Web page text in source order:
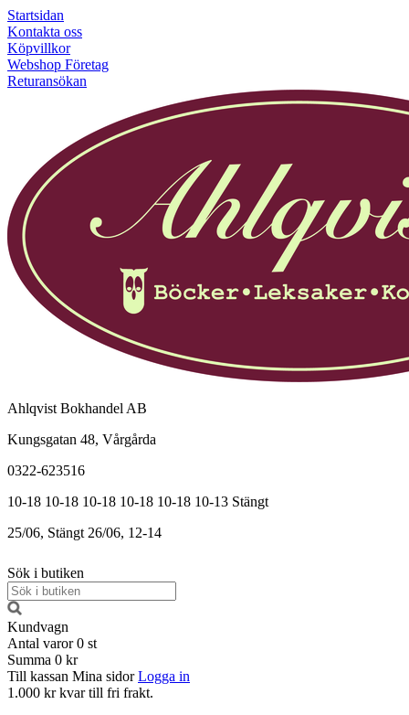
Startsidan
Kontakta oss
Köpvillkor
Webshop Företag
Returansökan
Ahlqvist Bokhandel AB
Kungsgatan 48, Vårgårda
0322-623516
10-18 10-18 10-18 10-18 10-18 10-13 Stängt
25/06, Stängt 26/06, 12-14
Sök i butiken
Kundvagn
Antal varor 0 st
Summa 0 kr
Till kassan Mina sidor Logga in
1.000 kr kvar till fri frakt.